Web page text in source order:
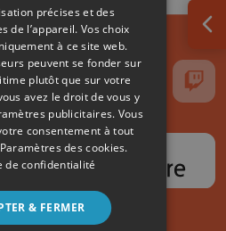
sur Instagram
nous sur TikTok
Suivez-nous sur YouTube
Suivez-nous
précises et des
de l’appareil. Vos choix
à ce site web.
peuvent se fonder sur
plutôt que sur votre
avez le droit de vous y
publicitaires. Vous
consentement à tout
Paramètres des cookies.
de confidentialité
& FERMER